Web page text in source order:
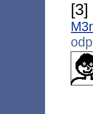
[3]